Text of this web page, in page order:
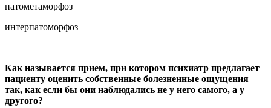
патометаморфоз
интерпатоморфоз
Как называется прием, при котором психиатр предлагает
пациенту оценить собственные болезненные ощущения
так, как если бы они наблюдались не у него самого, а у
другого?